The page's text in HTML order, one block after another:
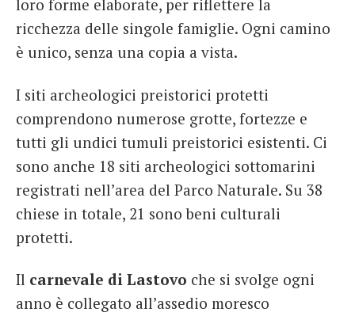
loro forme elaborate, per riflettere la
ricchezza delle singole famiglie. Ogni camino
è unico, senza una copia a vista.
I siti archeologici preistorici protetti
comprendono numerose grotte, fortezze e
tutti gli undici tumuli preistorici esistenti. Ci
sono anche 18 siti archeologici sottomarini
registrati nell’area del Parco Naturale. Su 38
chiese in totale, 21 sono beni culturali
protetti.
Il carnevale di Lastovo che si svolge ogni
anno è collegato all’assedio moresco